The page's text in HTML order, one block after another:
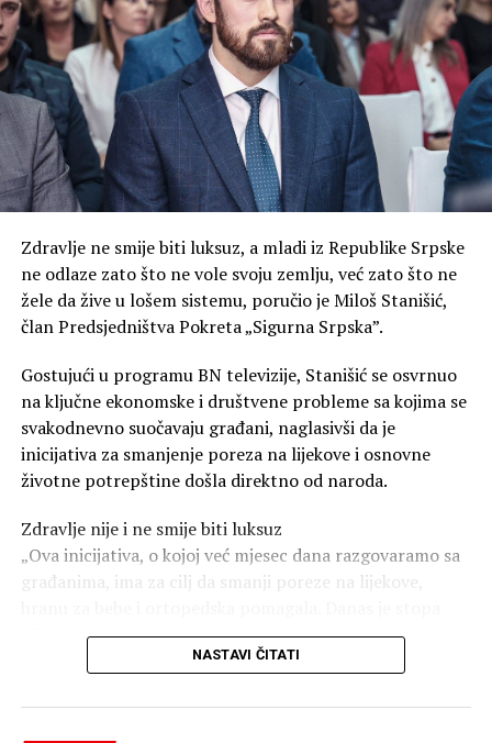
Zdravlje ne smije biti luksuz, a mladi iz Republike Srpske
ne odlaze zato što ne vole svoju zemlju, već zato što ne
žele da žive u lošem sistemu, poručio je Miloš Stanišić,
član Predsjedništva Pokreta „Sigurna Srpska”.
Gostujući u programu BN televizije, Stanišić se osvrnuo
na ključne ekonomske i društvene probleme sa kojima se
svakodnevno suočavaju građani, naglasivši da je
inicijativa za smanjenje poreza na lijekove i osnovne
životne potrepštine došla direktno od naroda.
Zdravlje nije i ne smije biti luksuz
„Ova inicijativa, o kojoj već mjesec dana razgovaramo sa
građanima, ima za cilj da smanji poreze na lijekove,
PDV-a 17 procenata na sve — bilo da kupujete
skupocjeni automobil i ‘Rolex’ ili lijek koji vam je
ugroženim kategorijama. Problem nije u tome koliko
NASTAVI ČITATI